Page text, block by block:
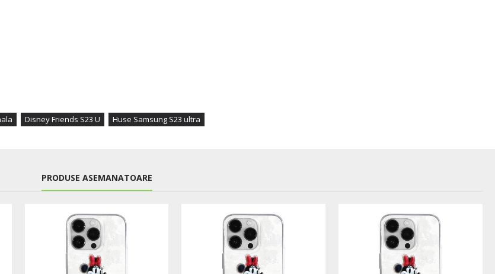
Disney Friends S23 U Huse Samsung S23 ultra
PRODUSE ASEMANATOARE